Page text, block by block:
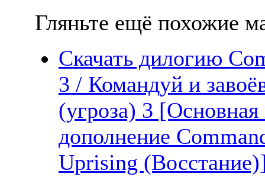
Гляньте ещё похожие
Скачать дилогию
3 / Командуй и
(угроза) 3 [Основная
дополнение
Uprising